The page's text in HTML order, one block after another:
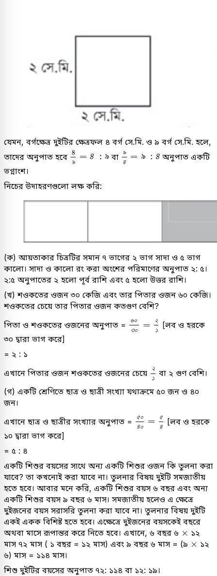
যেমন, বর্গক্ষেত্র দুইটির ক্ষেত্রফল ৪ বর্গ সে.মি. ও ৯ বর্গ সে.মি. হলে,
তাদের অনুপাত হবে 8
৯ = ৪ : ৯
8 ৪
বা ৯
৪
= ৯ : ৪
৯৪= ৯ :৪
অনুপাত একটি
ভগ্নাংশ।
নিচের উদাহরণগুলো লক্ষ করি:
(ক) আয়তাকার চিত্রটির সমান ৭ ভাগের ২ ভাগ সাদা ও ৫ ভাগ
কালো। সাদা ও কালো রং করা অংশের পরিমাণের অনুপাত ২: ৫।
২:৫ অনুপাতের ২ হলো পূর্ব রাশি এবং ৫ হলো উত্তর রাশি।
(খ) শওকতের ওজন ৩০ কেজি এবং তার পিতার ওজন ৬০ কেজি।
শওকতের চেয়ে তার পিতার ওজন কতগুণ বেশি?
পিতা ও শওকতের ওজনের অনুপাত =
৬০
৩০ =
২
১
৬০ =
[লব ও হরকে
৩০ দ্বারা ভাগ করে]
= ২ : ১
এখানে পিতার ওজন শওকতের ওজনের চেয়ে
২
১
২
বা ২ গুণ বেশি।
(গ) একটি শ্রেণিতে ছাত্র ও ছাত্রী সংখ্যা যথাক্রমে ৫০ জন ও ৪০
জন।
এখানে ছাত্র ও ছাত্রীর সংখ্যার অনুপাত =
৫০
৪০ =
৫
৪
৫ =
[লব ও হরকে
১০ দ্বারা ভাগ করে]
= ৫ : ৪
একটি শিশুর বয়সের সাথে অন্য একটি শিশুর ওজন কি তুলনা করা
যাবে? তা কখনোই করা যাবে না। তুলনার বিষয় দুইটি সমজাতীয়
হতে হবে। আবার মনে করি, একটি শিশুর বয়স ৬ বছর এবং অন্য
একটি শিশুর বয়স ৯ বছর ৬ মাস। সমজাতীয় হলেও এ ক্ষেত্রে
দুইজনের বয়স সরাসরি তুলনা করা যাবে না। তুলনার বিষয় দুইটি
একই একক বিশিষ্ট হতে হবে। এক্ষেত্রে দুইজনের বয়সকেই বছরে
অথবা মাসে রূপান্তর করে নিতে হবে। এখানে, ৬ বছর ৬ ×
× ১২
মাস ৭২ মাস ( ১ বছর = ১২ মাস) এবং ৯ বছর ৬ মাস = (৯ ×
× ১২
৬) মাস = ১১৪ মাস।
শিশু দুইটির বয়সের অনুপাত ৭২: ১১৪ বা ১২: ১৯।